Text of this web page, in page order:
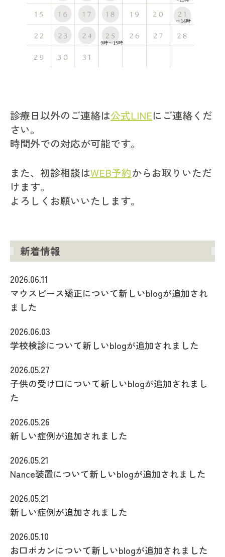
診療日以外のご連絡は公式LINEにご連絡くだ
さい。
時間外での対応が可能です。
また、初診相談はWEB予約からお取りいただ
けます。
よろしくお願いいたします。
新着情報
2026.06.11
マウスピース矯正について新しいblogが追加され
ました
2026.06.03
学校検診について新しいblogが追加されました
2026.05.27
子供の受け口について新しいblogが追加されまし
た
2026.05.26
新しい症例が追加されました
2026.05.21
Nance装置について新しいblogが追加されました
2026.05.21
新しい症例が追加されました
2026.05.10
お口ポカンについて新しいblogが追加されました